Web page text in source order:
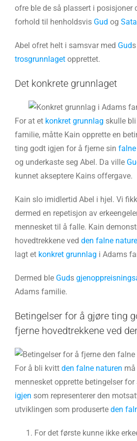
ofre ble de så plassert i posisjoner
forhold til henholdsvis Gud og
Abel ofret helt i samsvar med Gud
trosgrunnlaget opprettet.
Det konkrete grunnlaget
For at et konkret grunnlag skulle
familie, måtte Kain opprette en
ting godt igjen for å fjerne sin
og underkaste seg Abel. Da ville
kunnet akseptere Kains offergave.
Kain slo imidlertid Abel i hjel. Vi
dermed en repetisjon av
mennesket til å falle. Kain
hovedtrekkene ved den falne
lagt et konkret grunnlag i Adams
Dermed ble Guds
Adams familie.
Betingelser for å gjøre ting
fjerne hovedtrekkene ved
For å bli kvitt den falne naturen
mennesket opprette betingelser for
igjen som representerer den
utviklingen som produserte den
For det første kunne ikke